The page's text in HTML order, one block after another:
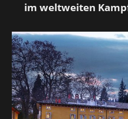
im weltweiten